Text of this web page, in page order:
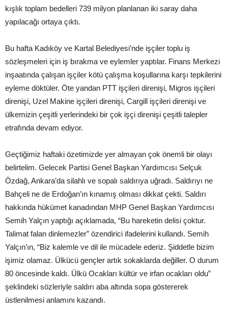
kışlık toplam bedelleri 739 milyon planlanan iki saray daha
yapılacağı ortaya çıktı.
Bu hafta Kadıköy ve Kartal Belediyesi’nde işçiler toplu iş
sözleşmeleri için iş bırakma ve eylemler yaptılar. Finans Merkezi
inşaatında çalışan işçiler kötü çalışma koşullarına karşı tepkilerini
eyleme döktüler. Öte yandan PTT işçileri direnişi, Migros işçileri
direnişi, Uzel Makine işçileri direnişi, Cargill işçileri direnişi ve
ülkemizin çeşitli yerlerindeki bir çok işçi direnişi çeşitli talepler
etrafında devam ediyor.
Geçtiğimiz haftaki özetimizde yer almayan çok önemli bir olayı
belirtelim. Gelecek Partisi Genel Başkan Yardımcısı Selçuk
Özdağ, Ankara’da silahlı ve sopalı saldırıya uğradı. Saldırıyı ne
Bahçeli ne de Erdoğan’ın kınamış olması dikkat çekti. Saldırı
hakkında hükümet kanadından MHP Genel Başkan Yardımcısı
Semih Yalçın yaptığı açıklamada, “Bu hareketin delisi çoktur.
Talimat falan dinlemezler” özendirici ifadelerini kullandı. Semih
Yalçın’ın, “Biz kalemle ve dil ile mücadele ederiz. Şiddetle bizim
işimiz olamaz. Ülkücü gençler artık sokaklarda değiller. O durum
80 öncesinde kaldı. Ülkü Ocakları kültür ve irfan ocakları oldu”
şeklindeki sözleriyle saldırı aba altında sopa göstererek
üstlenilmesi anlamını kazandı.